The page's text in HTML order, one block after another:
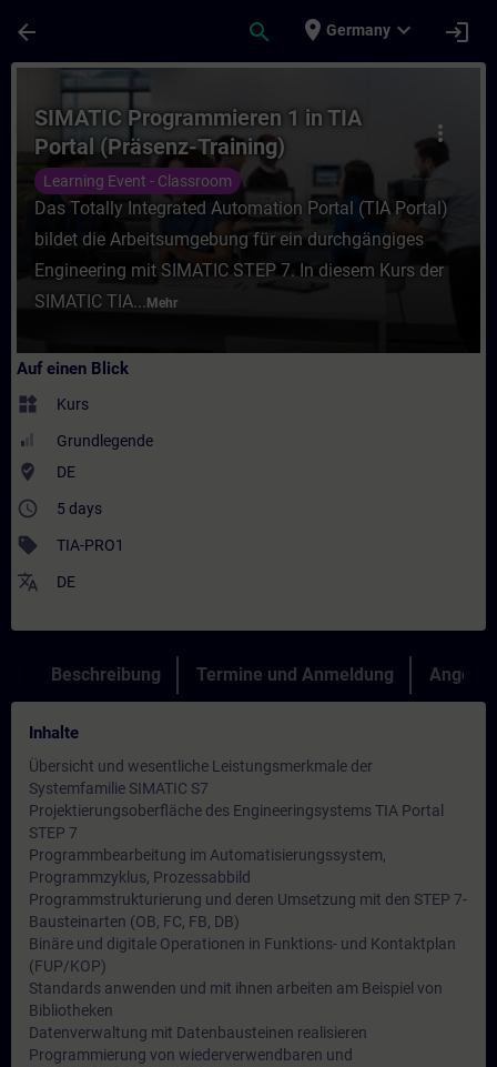
arrow_back search place Germany expand_more login
Kurs - SIMATIC Programmieren 1 in TIA
more_vert
SIMATIC Programmieren 1 in TIA
Portal (Präsenz-Training)
Learning Event - Classroom
Das Totally Integrated Automation Portal (TIA Portal)
bildet die Arbeitsumgebung für ein durchgängiges
Engineering mit SIMATIC STEP 7. In diesem Kurs der
SIMATIC TIA... Mehr
Auf einen Blick
widgets Kurs
Grundlegende
where_to_vote DE
access_time 5 days
sell TIA-PRO1
translate DE
Beschreibung Termine und Anmeldung Angebot
Inhalte
Übersicht und wesentliche Leistungsmerkmale der
Systemfamilie SIMATIC S7
Projektierungsoberfläche des Engineeringsystems TIA Portal
STEP 7
Programmbearbeitung im Automatisierungssystem,
Programmzyklus, Prozessabbild
Programmstrukturierung und deren Umsetzung mit den STEP 7-
Bausteinarten (OB, FC, FB, DB)
Binäre und digitale Operationen in Funktions- und Kontaktplan
(FUP/KOP)
Standards anwenden und mit ihnen arbeiten am Beispiel von
Bibliotheken
Datenverwaltung mit Datenbausteinen realisieren
Programmierung von wiederverwendbaren und